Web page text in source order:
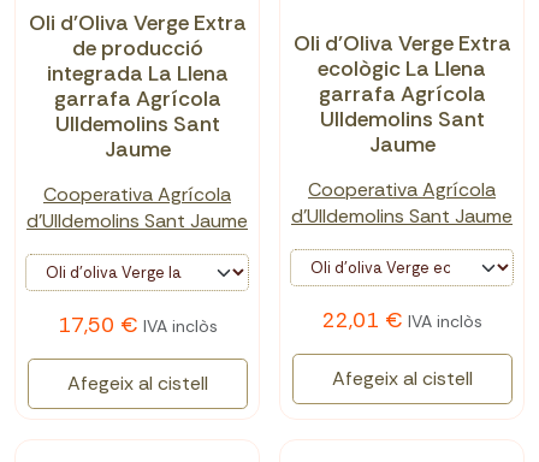
Oli d'Oliva Verge Extra
de producció
integrada La Llena
garrafa Agrícola
Ulldemolins Sant
Jaume
Cooperativa Agrícola
d'Ulldemolins Sant Jaume
17,50 € IVA inclòs
Afegeix al cistell
Oli d'Oliva Verge Extra
ecològic La Llena
garrafa Agrícola
Ulldemolins Sant
Jaume
Cooperativa Agrícola
d'Ulldemolins Sant Jaume
22,01 € IVA inclòs
Afegeix al cistell